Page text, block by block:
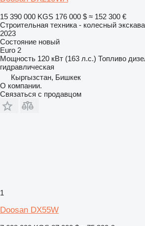
15 390 000 KGS 176 000 $ ≈ 152 300 €
Строительная техника - колесный
2023
Состояние новый
Euro 2
Мощность 120 кВт (163 л.с.) Топливо
гидравлическая
Кыргызстан, Бишкек
О компании.
Связаться с продавцом
1
Doosan DX55W